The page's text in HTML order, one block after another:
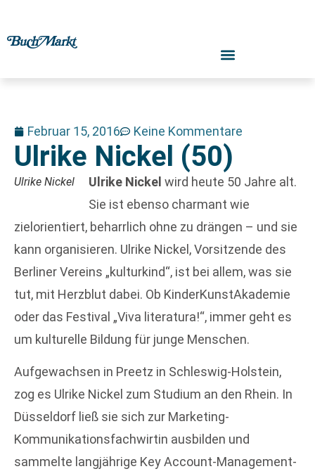
Februar 15, 2016 Keine Kommentare
Ulrike Nickel (50)
Ulrike Nickel Ulrike Nickel wird heute 50 Jahre alt.
Sie ist ebenso charmant wie
zielorientiert, beharrlich ohne zu drängen – und sie
kann organisieren. Ulrike Nickel, Vorsitzende des
Berliner Vereins „kulturkind“, ist bei allem, was sie
tut, mit Herzblut dabei. Ob KinderKunstAkademie
oder das Festival „Viva literatura!“, immer geht es
um kulturelle Bildung für junge Menschen.
Aufgewachsen in Preetz in Schleswig-Holstein,
zog es Ulrike Nickel zum Studium an den Rhein. In
Düsseldorf ließ sie sich zur Marketing-
Kommunikationsfachwirtin ausbilden und
sammelte langjährige Key Account-Management-